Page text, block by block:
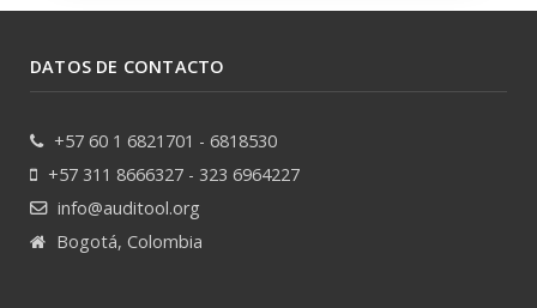
DATOS DE CONTACTO
+57 60 1 6821701 - 6818530
+57 311 8666327 - 323 6964227
info@auditool.org
Bogotá, Colombia